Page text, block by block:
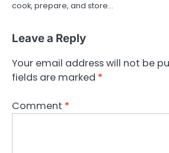
cook, prepare, and store…
Leave a Reply
Your email address will not be
fields are marked *
Comment *